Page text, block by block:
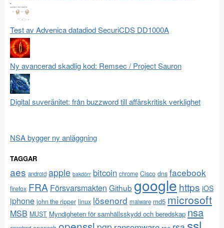
Test av Advenica datadiod SecuriCDS DD1000A
Ny avancerad skadlig kod: Remsec / Project Sauron
Digital suveränitet: från buzzword till affärskritisk verklighet
NSA bygger ny anläggning
TAGGAR
aes android apple bakdörr bitcoin chrome Cisco dns facebook
firefox FRA Försvarsmakten Github google https iOS
iphone john the ripper linux lösenord malware md5 microsoft
MSB MUST Myndigheten för samhällsskydd och beredskap nsa